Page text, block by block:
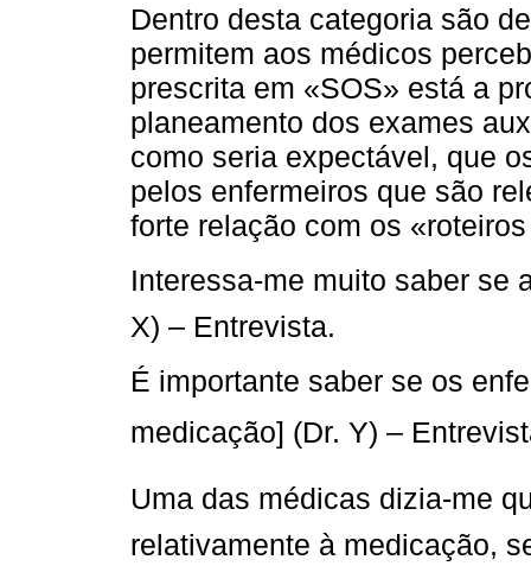
Dentro desta categoria são
permitem aos médicos
prescrita em «SOS» está a
planeamento dos exames
como seria expectável, que
pelos enfermeiros que são
forte relação com os
Interessa-me muito saber se
X) – Entrevista.
É importante saber se os
medicação] (Dr. Y) –
Uma das médicas dizia-me
relativamente à medicação,